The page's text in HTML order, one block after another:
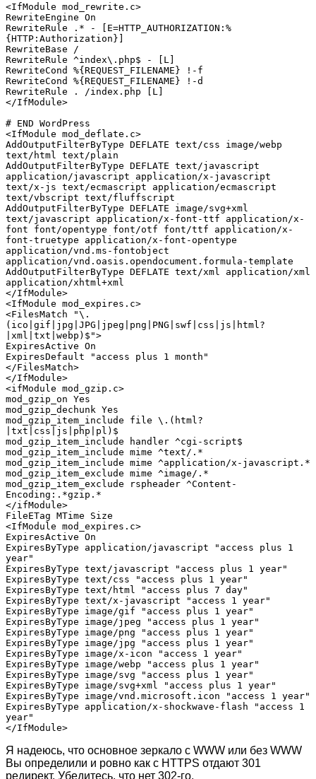
<IfModule mod_rewrite.c>
RewriteEngine On
RewriteRule .* - [E=HTTP_AUTHORIZATION:%
{HTTP:Authorization}]
RewriteBase /
RewriteRule ^index\.php$ - [L]
RewriteCond %{REQUEST_FILENAME} !-f
RewriteCond %{REQUEST_FILENAME} !-d
RewriteRule . /index.php [L]
</IfModule>
# END WordPress
<IfModule mod_deflate.c>
AddOutputFilterByType DEFLATE text/css image/webp
text/html text/plain
AddOutputFilterByType DEFLATE text/javascript
application/javascript application/x-javascript
text/x-js text/ecmascript application/ecmascript
text/vbscript text/fluffscript
AddOutputFilterByType DEFLATE image/svg+xml
text/javascript application/x-font-ttf application/x-
font font/opentype font/otf font/ttf application/x-
font-truetype application/x-font-opentype
application/vnd.ms-fontobject
application/vnd.oasis.opendocument.formula-template
AddOutputFilterByType DEFLATE text/xml application/xml
application/xhtml+xml
</IfModule>
<IfModule mod_expires.c>
<FilesMatch "\.
(ico|gif|jpg|JPG|jpeg|png|PNG|swf|css|js|html?
|xml|txt|webp)$">
ExpiresActive On
ExpiresDefault "access plus 1 month"
</FilesMatch>
</IfModule>
<ifModule mod_gzip.c>
mod_gzip_on Yes
mod_gzip_dechunk Yes
mod_gzip_item_include file \.(html?
|txt|css|js|php|pl)$
mod_gzip_item_include handler ^cgi-script$
mod_gzip_item_include mime ^text/.*
mod_gzip_item_include mime ^application/x-javascript.*
mod_gzip_item_exclude mime ^image/.*
mod_gzip_item_exclude rspheader ^Content-
Encoding:.*gzip.*
</ifModule>
FileETag MTime Size
<IfModule mod_expires.c>
ExpiresActive On
ExpiresByType application/javascript "access plus 1
year"
ExpiresByType text/javascript "access plus 1 year"
ExpiresByType text/css "access plus 1 year"
ExpiresByType text/html "access plus 7 day"
ExpiresByType text/x-javascript "access 1 year"
ExpiresByType image/gif "access plus 1 year"
ExpiresByType image/jpeg "access plus 1 year"
ExpiresByType image/png "access plus 1 year"
ExpiresByType image/jpg "access plus 1 year"
ExpiresByType image/x-icon "access 1 year"
ExpiresByType image/webp "access plus 1 year"
ExpiresByType image/svg "access plus 1 year"
ExpiresByType image/svg+xml "access plus 1 year"
ExpiresByType image/vnd.microsoft.icon "access 1 year"
ExpiresByType application/x-shockwave-flash "access 1
year"
</IfModule>
Я надеюсь, что основное зеркало с WWW или без WWW
Вы определили и ровно как c HTTPS отдают 301
редирект. Убедитесь, что нет 302-го.